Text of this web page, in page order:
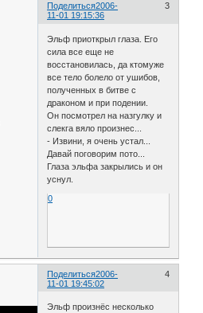
Поделиться 3
2006-
11-01 19:15:36
Эльф приоткрыл глаза. Его
сила все еще не
восстановилась, да ктомуже
все тело болело от ушибов,
полученных в битве с
драконом и при подении.
Он посмотрел на назгулку и
слекга вяло произнес...
- Извини, я очень устал...
Давай поговорим пото...
Глаза эльфа закрылись и он
уснул.
0
Поделиться 4
2006-
11-01 19:45:02
Эльф произнёс несколько